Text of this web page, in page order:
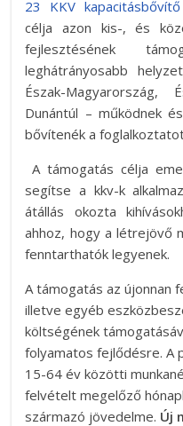
23 KKV
célja azon kis-, és
fejlesztésének
leghátrányosabb
Észak-Magyarország,
Dunántúl – működnek
bővítenék a
A támogatás célja
segítse a kkv-k
átállás okozta
ahhoz, hogy a létrejövő
fenntarthatók legyenek.
A támogatás az újonnan
illetve egyéb
költségének
folyamatos fejlődésre. A
15-64 év közötti
felvételt megelőző
származó jövedelme. Új